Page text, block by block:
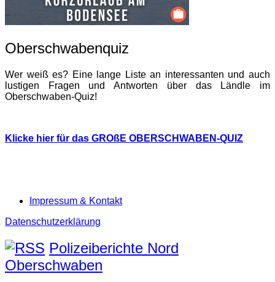
Oberschwabenquiz
Wer weiß es? Eine lange Liste an interessanten und auch
lustigen Fragen und Antworten über das Ländle im
Oberschwaben-Quiz!
Klicke hier für das GROßE OBERSCHWABEN-QUIZ
Impressum & Kontakt
Datenschutzerklärung
Polizeiberichte Nord
Oberschwaben